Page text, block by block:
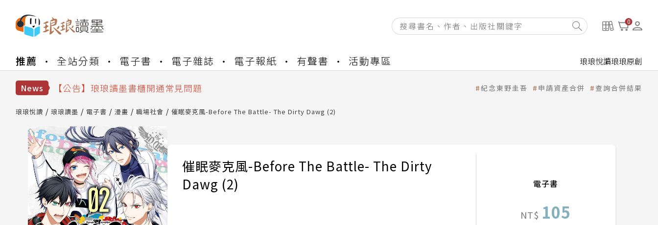
0
推薦 全站分類 電子書 電子雜誌 電子報紙 有聲書 活動專區 琅琅悅讀琅琅原創
News
【公告】琅琅讀墨數位閱讀資產合併與書櫃開通申請
【公告】琅琅讀墨 3 分鐘完成書櫃開通與資產合併申請圖文教學
【公告】琅琅讀墨數位閱讀資產合併與書櫃開通申請
紀念東野圭吾 申請資產合併 查詢合併結果
琅琅悅讀 琅琅讀墨 電子書 漫畫 職場社會 催眠麥克風-Before The Battle- The Dirty Dawg (2)
催眠麥克風-Before The Battle- The Dirty
Dawg (2)
電子書
NT$ 105